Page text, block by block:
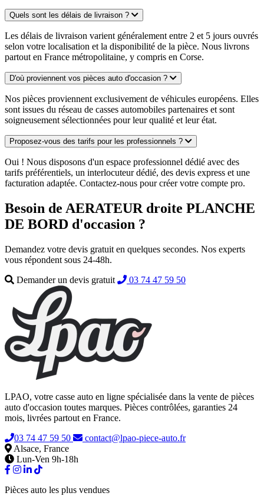
Quels sont les délais de livraison ?
Les délais de livraison varient généralement entre 2 et 5 jours ouvrés
selon votre localisation et la disponibilité de la pièce. Nous livrons
partout en France métropolitaine, y compris en Corse.
D'où proviennent vos pièces auto d'occasion ?
Nos pièces proviennent exclusivement de véhicules européens. Elles
sont issues du réseau de casses automobiles partenaires et sont
soigneusement sélectionnées pour leur qualité et leur état.
Proposez-vous des tarifs pour les professionnels ?
Oui ! Nous disposons d'un espace professionnel dédié avec des
tarifs préférentiels, un interlocuteur dédié, des devis express et une
facturation adaptée. Contactez-nous pour créer votre compte pro.
Besoin de AERATEUR droite PLANCHE
DE BORD d'occasion ?
Demandez votre devis gratuit en quelques secondes. Nos experts
vous répondent sous 24-48h.
Demander un devis gratuit
03 74 47 59 50
LPAO, votre casse auto en ligne spécialisée dans la vente de pièces
auto d'occasion toutes marques. Pièces contrôlées, garanties 24
mois, livrées partout en France.
03 74 47 59 50
contact@lpao-piece-auto.fr
Alsace, France
Lun-Ven 9h-18h
Pièces auto les plus vendues